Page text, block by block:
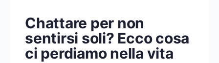
Chattare per non
sentirsi soli? Ecco cosa
ci perdiamo nella vita